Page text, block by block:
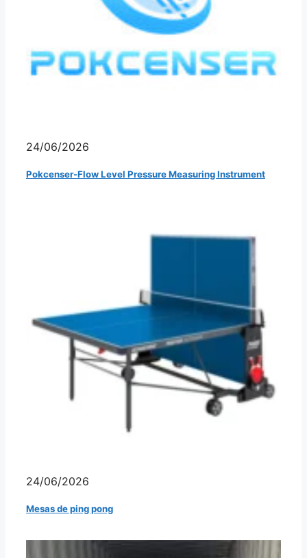
24/06/2026
Pokcenser-Flow Level Pressure Measuring Instrument
24/06/2026
Mesas de ping pong